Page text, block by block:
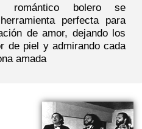
bolero se
perfecta para
de amor, dejando los
de piel y admirando cada
amada